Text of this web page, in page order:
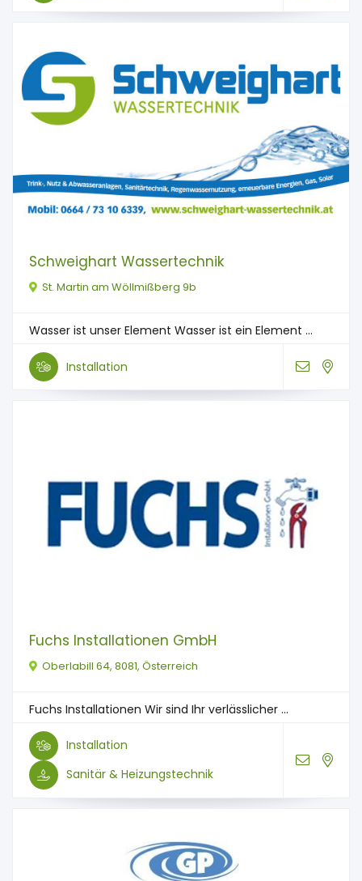
Schweighart Wassertechnik
St. Martin am Wöllmißberg 9b
Wasser ist unser Element Wasser ist ein Element ...
Installation
Fuchs Installationen GmbH
Oberlabill 64, 8081, Österreich
Fuchs Installationen Wir sind Ihr verlässlicher ...
Installation
Sanitär & Heizungstechnik